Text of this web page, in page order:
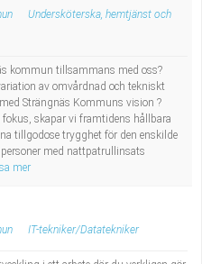
Undersköterska, hemtjänst och
kommun tillsammans med oss?
av omvårdnad och tekniskt
Strängnäs Kommuns vision ?
skapar vi framtidens hållbara
tillgodose trygghet för den enskilde
med nattpatrullinsats
mer
IT-tekniker/Datatekniker